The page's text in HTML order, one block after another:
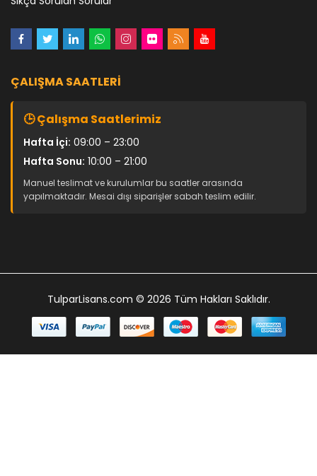
ÇALIŞMA SAATLERI
🕒 Çalışma Saatlerimiz
Hafta İçi: 09:00 – 23:00
Hafta Sonu: 10:00 – 21:00
Manuel teslimat ve kurulumlar bu saatler arasında
yapılmaktadır. Mesai dışı siparişler sabah teslim edilir.
TulparLisans.com © 2026 Tüm Hakları Saklıdır.